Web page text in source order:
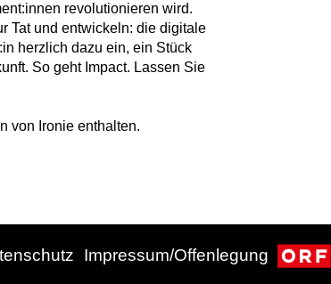
revolutionieren wird.
Tat und entwickeln: die digitale
herzlich dazu ein, ein Stück
So geht Impact. Lassen Sie
von Ironie enthalten.
Impressum/Offenlegung